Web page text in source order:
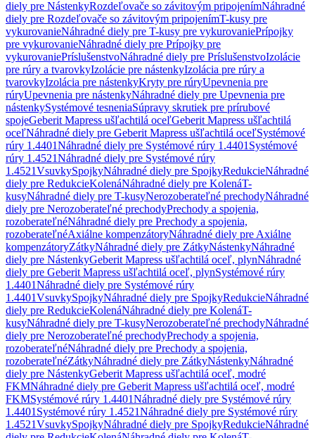
diely pre NástenkyRozdeľovače so závitovým pripojenímNáhradné
diely pre Rozdeľovače so závitovým pripojenímT-kusy pre
vykurovanieNáhradné diely pre T-kusy pre vykurovaniePrípojky
pre vykurovanieNáhradné diely pre Prípojky pre
vykurovaniePríslušenstvoNáhradné diely pre PríslušenstvoIzolácie
pre rúry a tvarovkyIzolácie pre nástenkyIzolácia pre rúry a
tvarovkyIzolácia pre nástenkyKryty pre rúryUpevnenia pre
rúryUpevnenia pre nástenkyNáhradné diely pre Upevnenia pre
nástenkySystémové tesneniaSúpravy skrutiek pre prírubové
spojeGeberit Mapress ušľachtilá oceľGeberit Mapress ušľachtilá
oceľNáhradné diely pre Geberit Mapress ušľachtilá oceľSystémové
rúry 1.4401Náhradné diely pre Systémové rúry 1.4401 Systémové
rúry 1.4521Náhradné diely pre Systémové rúry
1.4521VsuvkySpojkyNáhradné diely pre SpojkyRedukcieNáhradné
diely pre RedukcieKolenáNáhradné diely pre KolenáT-
kusyNáhradné diely pre T-kusyNerozoberateľné prechodyNáhradné
diely pre Nerozoberateľné prechodyPrechody a spojenia,
rozoberateľnéNáhradné diely pre Prechody a spojenia,
rozoberateľnéAxiálne kompenzátoryNáhradné diely pre Axiálne
kompenzátoryZátkyNáhradné diely pre ZátkyNástenkyNáhradné
diely pre NástenkyGeberit Mapress ušľachtilá oceľ, plynNáhradné
diely pre Geberit Mapress ušľachtilá oceľ, plynSystémové rúry
1.4401Náhradné diely pre Systémové rúry
1.4401VsuvkySpojkyNáhradné diely pre SpojkyRedukcieNáhradné
diely pre RedukcieKolenáNáhradné diely pre KolenáT-
kusyNáhradné diely pre T-kusyNerozoberateľné prechodyNáhradné
diely pre Nerozoberateľné prechodyPrechody a spojenia,
rozoberateľnéNáhradné diely pre Prechody a spojenia,
rozoberateľnéZátkyNáhradné diely pre ZátkyNástenkyNáhradné
diely pre NástenkyGeberit Mapress ušľachtilá oceľ, modré
FKMNáhradné diely pre Geberit Mapress ušľachtilá oceľ, modré
FKMSystémové rúry 1.4401Náhradné diely pre Systémové rúry
1.4401 Systémové rúry 1.4521Náhradné diely pre Systémové rúry
1.4521VsuvkySpojkyNáhradné diely pre SpojkyRedukcieNáhradné